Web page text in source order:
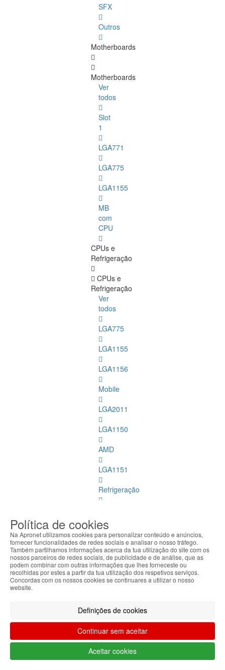
SFX
Outros
Motherboards
Motherboards
Ver
todos
Slot
1
LGA771
LGA775
LGA1155
MB
com
CPU
CPUs e
Refrigeração
CPUs e
Refrigeração
Ver
todos
LGA775
LGA1155
LGA1156
Mobile
LGA2011
LGA1150
AMD
LGA1151
Refrigeração
Dimm
Memórias
Dimm
Ver
todos
ECC
DDR
1
DDR
Política de cookies
Na Apronet utilizamos cookies para personalizar conteúdo e anúncios,
fornecer funcionalidades de redes sociais e analisar o nosso tráfego.
Também partilhamos informações acerca da tua utilização do site com os
nossos parceiros de redes sociais, de publicidade e de análise, que as
podem combinar com outras informações que lhes forneceste ou
recolhidas por estes a partir da tua utilização dos respetivos serviços.
Concordas com os nossos cookies se continuares a utilizar o nosso
website.
Definições de cookies
Continuar sem aceitar
Aceitar cookies